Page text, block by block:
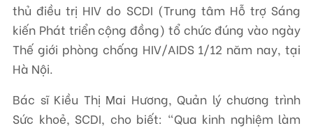
thủ điều trị HIV do SCDI (Trung tâm Hỗ trợ Sáng
kiến Phát triển cộng đồng) tổ chức đúng vào ngày
Thế giới phòng chống HIV/AIDS 1/12 năm nay, tại
Hà Nội.
Bác sĩ Kiều Thị Mai Hương, Quản lý chương trình
Sức khoẻ, SCDI, cho biết: "Qua kinh nghiệm làm